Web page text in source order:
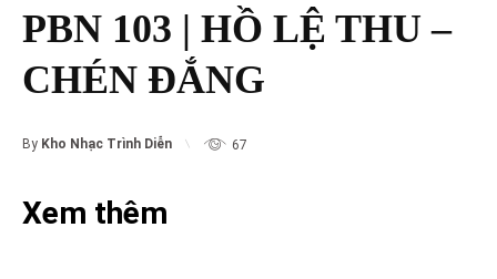
PBN 103 | HỒ LỆ THU –
CHÉN ĐẮNG
By Kho Nhạc Trình Diễn 67
Xem thêm